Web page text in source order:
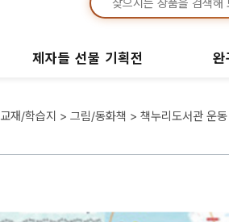
제자들 선물 기획전
교재/학습지 > 그림/동화책 > 책누리도서관 운